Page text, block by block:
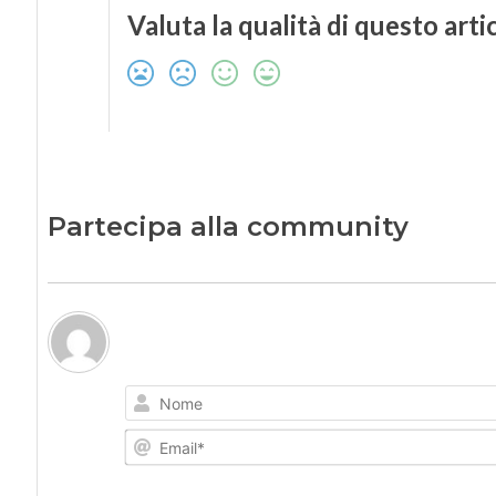
Valuta la qualità di questo
Partecipa alla community